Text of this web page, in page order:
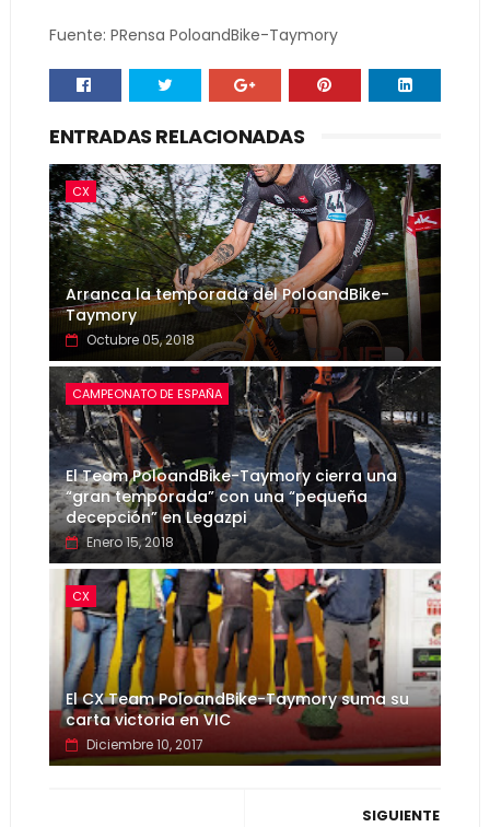
Fuente: PRensa PoloandBike-Taymory
ENTRADAS RELACIONADAS
CX
Arranca la temporada del PoloandBike-
Taymory
Octubre 05, 2018
CAMPEONATO DE ESPAÑA
El Team PoloandBike-Taymory cierra una
“gran temporada” con una “pequeña
decepción” en Legazpi
Enero 15, 2018
CX
El CX Team PoloandBike-Taymory suma su
carta victoria en VIC
Diciembre 10, 2017
SIGUIENTE